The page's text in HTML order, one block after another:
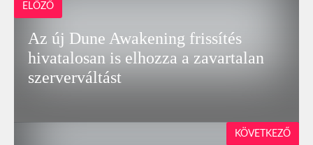
ELŐZŐ
Az új Dune Awakening frissítés
hivatalosan is elhozza a zavartalan
szerverváltást
KÖVETKEZŐ